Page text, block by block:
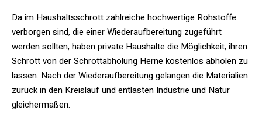
Da im Haushaltsschrott zahlreiche hochwertige Rohstoffe
verborgen sind, die einer Wiederaufbereitung zugeführt
werden sollten, haben private Haushalte die Möglichkeit, ihren
Schrott von der Schrottabholung Herne kostenlos abholen zu
lassen. Nach der Wiederaufbereitung gelangen die Materialien
zurück in den Kreislauf und entlasten Industrie und Natur
gleichermaßen.